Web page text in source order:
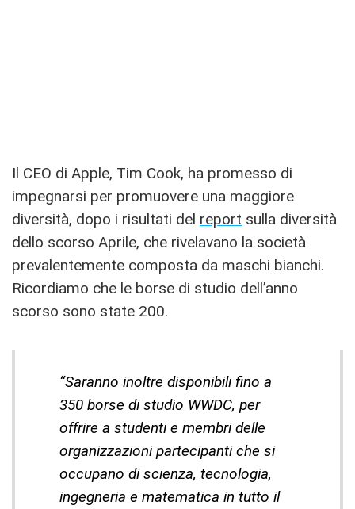
Il CEO di Apple, Tim Cook, ha promesso di
impegnarsi per promuovere una maggiore
diversità, dopo i risultati del report sulla diversità
dello scorso Aprile, che rivelavano la società
prevalentemente composta da maschi bianchi.
Ricordiamo che le borse di studio dell’anno
scorso sono state 200.
“Saranno inoltre disponibili fino a
350 borse di studio WWDC, per
offrire a studenti e membri delle
organizzazioni partecipanti che si
occupano di scienza, tecnologia,
ingegneria e matematica in tutto il